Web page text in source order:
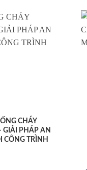
CHÁY
GIẢI PHÁP AN
CÔNG TRÌNH